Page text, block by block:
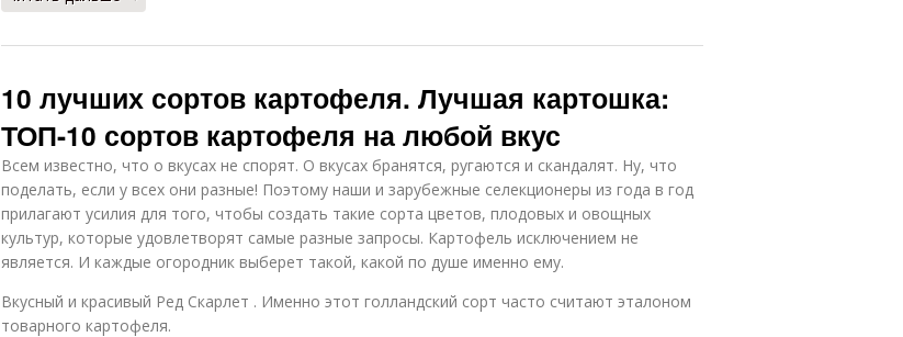
10 лучших сортов картофеля. Лучшая картошка:
ТОП-10 сортов картофеля на любой вкус
Всем известно, что о вкусах не спорят. О вкусах бранятся, ругаются и скандалят. Ну, что
поделать, если у всех они разные! Поэтому наши и зарубежные селекционеры из года в год
прилагают усилия для того, чтобы создать такие сорта цветов, плодовых и овощных
культур, которые удовлетворят самые разные запросы. Картофель исключением не
является. И каждые огородник выберет такой, какой по душе именно ему.
Вкусный и красивый Ред Скарлет . Именно этот голландский сорт часто считают эталоном
товарного картофеля.